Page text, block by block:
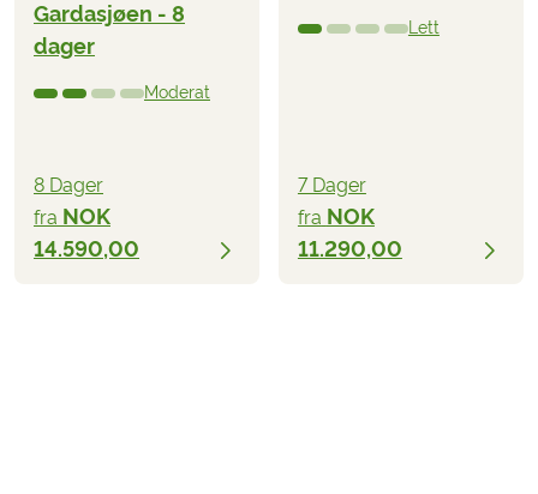
Gardasjøen - 8
dager
Moderat
8 Dager
fra NOK
14.590,00
Lett
7 Dager
fra NOK
11.290,00